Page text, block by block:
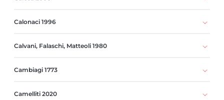
Calonaci 1996
Calvani, Falaschi, Matteoli 1980
Cambiagi 1773
Camelliti 2020